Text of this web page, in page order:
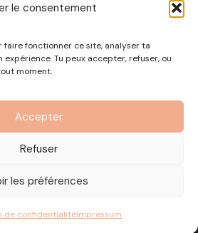
le consentement
faire fonctionner ce site, analyser ta
Tu peux accepter, refuser, ou
moment.
Accepter
Refuser
les préférences
de confidentialitéImpressum
· RCS Marseille · SIRET
976 699 00037
— Enregistré auprès du préfet de la
Alpes-Côte d'Azur
Politique de confidentialité